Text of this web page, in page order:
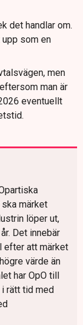
det handlar om.
som en
men
man är
eventuellt
märket
löper ut,
Det innebär
efter att märket
värde än
har OpO till
rätt tid med